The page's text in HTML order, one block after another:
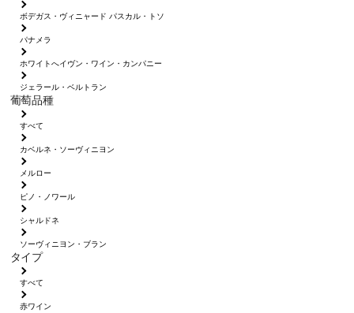
ボデガス・ヴィニャード パスカル・トソ
パナメラ
ホワイトへイヴン・ワイン・カンパニー
ジェラール・ベルトラン
葡萄品種
すべて
カベルネ・ソーヴィニヨン
メルロー
ピノ・ノワール
シャルドネ
ソーヴィニヨン・ブラン
タイプ
すべて
赤ワイン